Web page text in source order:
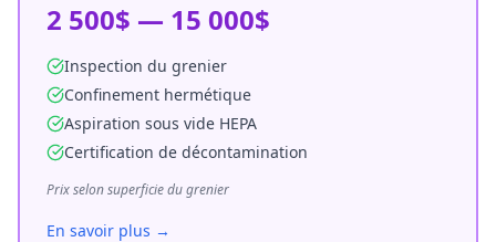
2 500$ — 15 000$
Inspection du grenier
Confinement hermétique
Aspiration sous vide HEPA
Certification de décontamination
Prix selon superficie du grenier
En savoir plus →